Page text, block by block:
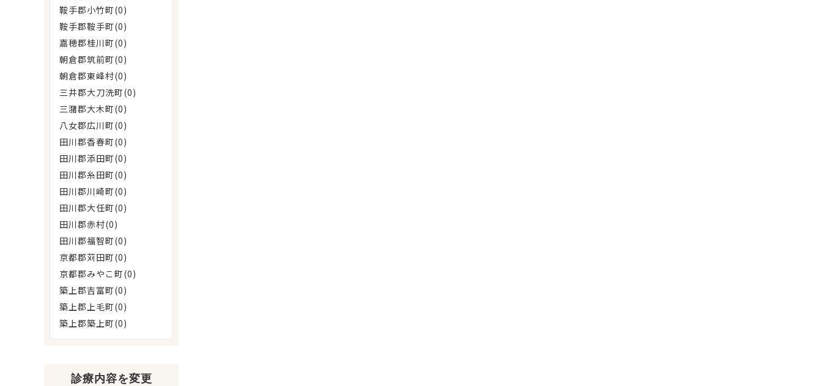
鞍手郡小竹町(0)
鞍手郡鞍手町(0)
嘉穂郡桂川町(0)
朝倉郡筑前町(0)
朝倉郡東峰村(0)
三井郡大刀洗町(0)
三潴郡大木町(0)
八女郡広川町(0)
田川郡香春町(0)
田川郡添田町(0)
田川郡糸田町(0)
田川郡川崎町(0)
田川郡大任町(0)
田川郡赤村(0)
田川郡福智町(0)
京都郡苅田町(0)
京都郡みやこ町(0)
築上郡吉富町(0)
築上郡上毛町(0)
築上郡築上町(0)
診療内容を変更